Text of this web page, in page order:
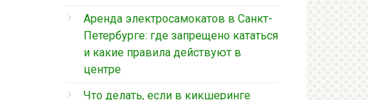
Аренда электросамокатов в Санкт-
Петербурге: где запрещено кататься
и какие правила действуют в
центре
Что делать, если в кикшеринге